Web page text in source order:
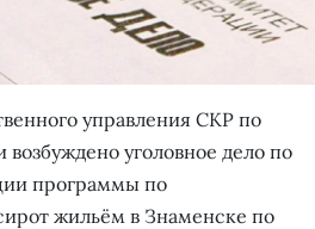
управления СКР по
возбуждено уголовное дело по
программы по
жильём в Знаменске по